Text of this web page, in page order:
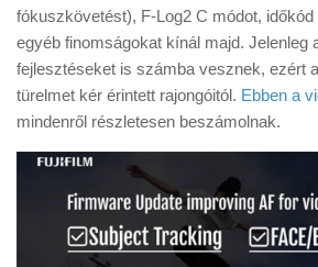
Helyszíni Riport
E-BB
fókuszkövetést), F-Log2 C módot,
egyéb finomságokat kínál majd. Jelenleg
fejlesztéseket is számba vesznek, ezért
türelmet kér érintett rajongóitól. Ebben a
mindenről részletesen beszámolnak.